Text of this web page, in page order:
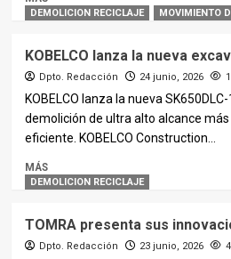
DEMOLICION RECICLAJE MOVIMIENTO
KOBELCO lanza la nueva
Dpto. Redacción 24 junio, 2026
KOBELCO lanza la nueva
demolición de ultra alto alcance
eficiente. KOBELCO Construction...
MÁS
DEMOLICION RECICLAJE
TOMRA presenta sus
Dpto. Redacción 23 junio, 2026